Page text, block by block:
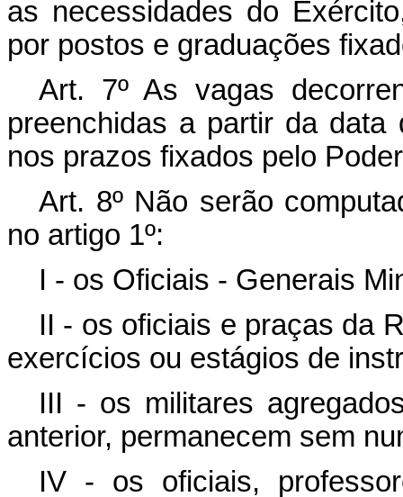
as necessidades do
por postos e graduações
Art. 7º As vagas
preenchidas a partir da
nos prazos fixados pelo
Art. 8º Não serão
no artigo 1º:
I - os Oficiais - Generais
II - os oficiais e praças da
exercícios ou estágios de
III - os militares
anterior, permanecem sem
IV - os oficiais,